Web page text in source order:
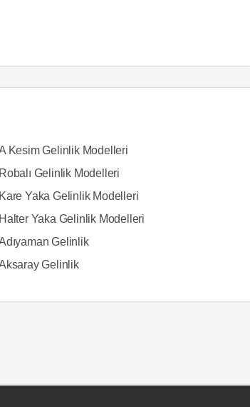
Kesim Gelinlik Modelleri
Robalı Gelinlik Modelleri
Kare Yaka Gelinlik Modelleri
Halter Yaka Gelinlik Modelleri
Gelinlik
Gelinlik